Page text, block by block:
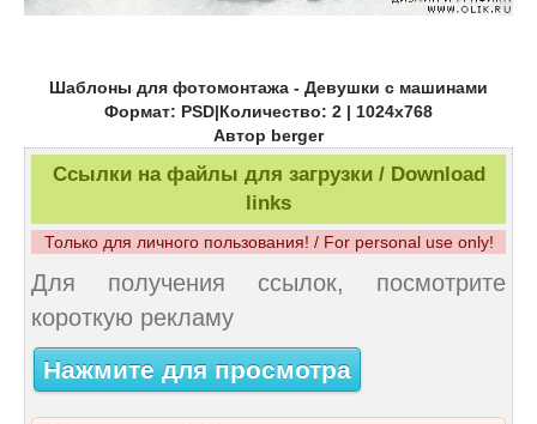
Шаблоны для фотомонтажа - Девушки с машинами
Формат: PSD|Количество: 2 | 1024x768
Автор berger
Ссылки на файлы для загрузки / Download
links
Только для личного пользования! / For personal use only!
Для получения ссылок, посмотрите
короткую рекламу
Нажмите для просмотра